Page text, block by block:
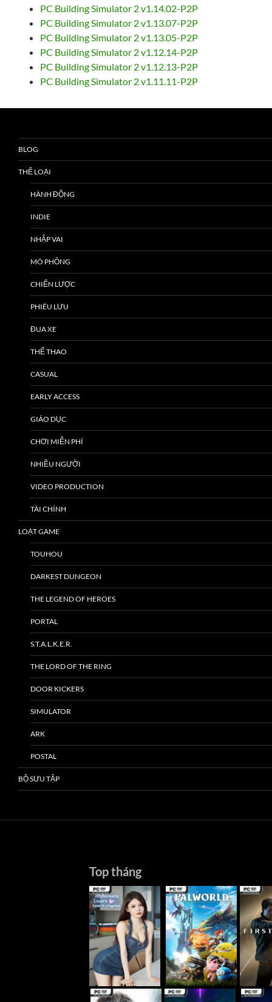
PC Building Simulator 2 v1.14.02-P2P
PC Building Simulator 2 v1.13.07-P2P
PC Building Simulator 2 v1.13.05-P2P
PC Building Simulator 2 v1.12.14-P2P
PC Building Simulator 2 v1.12.13-P2P
PC Building Simulator 2 v1.11.11-P2P
BLOG
THỂ LOẠI
HÀNH ĐỘNG
INDIE
NHẬP VAI
MÔ PHỎNG
CHIẾN LƯỢC
PHIÊU LƯU
ĐUA XE
THỂ THAO
CASUAL
EARLY ACCESS
GIÁO DỤC
CHƠI MIỄN PHÍ
NHIỀU NGƯỜI
VIDEO PRODUCTION
TÀI CHÍNH
LOẠT GAME
TOUHOU
DARKEST DUNGEON
THE LEGEND OF HEROES
PORTAL
S.T.A.L.K.E.R.
THE LORD OF THE RING
DOOR KICKERS
SIMULATOR
ARK
POSTAL
BỘ SƯU TẬP
Top tháng